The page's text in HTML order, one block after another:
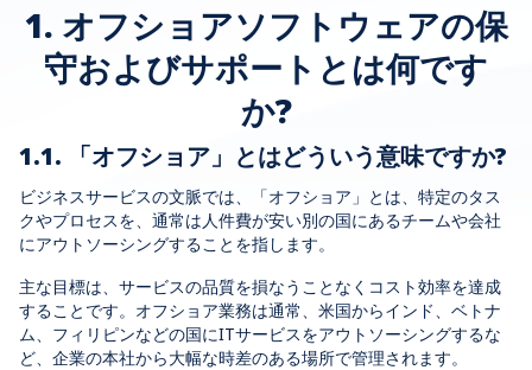
1. オフショアソフトウェアの保
守およびサポートとは何です
か?
1.1. 「オフショア」とはどういう意味ですか?
ビジネスサービスの文脈では、「オフショア」とは、特定のタス
クやプロセスを、通常は人件費が安い別の国にあるチームや会社
にアウトソーシングすることを指します。
主な目標は、サービスの品質を損なうことなくコスト効率を達成
することです。オフショア業務は通常、米国からインド、ベトナ
ム、フィリピンなどの国にITサービスをアウトソーシングするな
ど、企業の本社から大幅な時差のある場所で管理されます。